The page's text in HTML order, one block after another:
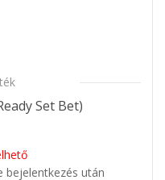
Set Bet)
bejelentkezés után